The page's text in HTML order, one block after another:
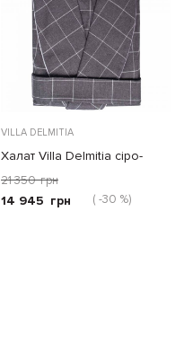
VILLA DELMITIA
Халат Villa Delmitia сіро-
коричневий
21 350 грн
14 945 грн ( -30 %)